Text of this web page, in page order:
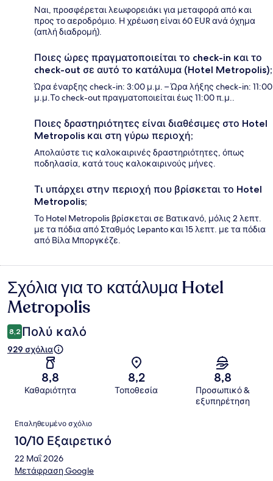
Ναι, προσφέρεται λεωφορειάκι για μεταφορά από και
προς το αεροδρόμιο. Η χρέωση είναι 60 EUR ανά όχημα
(απλή διαδρομή).
Ποιες ώρες πραγματοποιείται το check-in και το
check-out σε αυτό το κατάλυμα (Hotel Metropolis);
Ώρα έναρξης check-in: 3:00 μ.μ. – Ώρα λήξης check-in: 11:00
μ.μ.Το check-out πραγματοποιείται έως 11:00 π.μ..
Ποιες δραστηριότητες είναι διαθέσιμες στο Hotel
Metropolis και στη γύρω περιοχή;
Απολαύστε τις καλοκαιρινές δραστηριότητες, όπως
ποδηλασία, κατά τους καλοκαιρινούς μήνες.
Τι υπάρχει στην περιοχή που βρίσκεται το Hotel
Metropolis;
Το Hotel Metropolis βρίσκεται σε Βατικανό, μόλις 2 λεπτ.
με τα πόδια από Σταθμός Lepanto και 15 λεπτ. με τα πόδια
από Βίλα Μποργκέζε.
Σχόλια
Σχόλια για το κατάλυμα Hotel
Metropolis
8,2 Πολύ καλό
929 σχόλια
8,8
Καθαριότητα
8,2
Τοποθεσία
8,8
Προσωπικό &
εξυπηρέτηση
Σχόλια
Επαληθευμένο σχόλιο
10/10 Εξαιρετικό
22 Μαΐ 2026
Μετάφραση Google